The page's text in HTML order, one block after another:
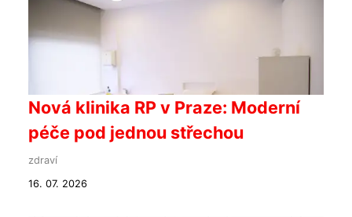
Nová klinika RP v Praze: Moderní
péče pod jednou střechou
zdraví
16. 07. 2026